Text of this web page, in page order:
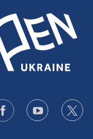
zabuzhko-nasha-
Бібліотерапія,
УП.Культура
posibnik-z-
Мій вітчим —